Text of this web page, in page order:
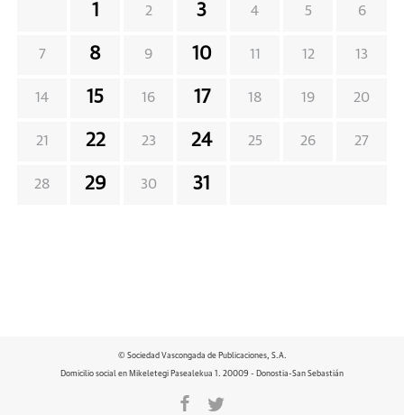
1 2 3 4 5 6
7 8 9 10 11 12 13
14 15 16 17 18 19 20
21 22 23 24 25 26 27
28 29 30 31
© Sociedad Vascongada de Publicaciones, S.A.
Domicilio social en Mikeletegi Pasealekua 1. 20009 - Donostia-San Sebastián